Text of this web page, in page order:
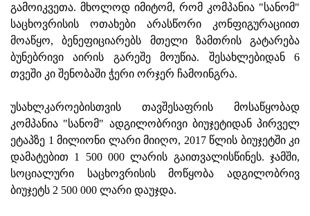
გამოიკვეთა. მხოლოდ იმიტომ, რომ კომპანია "სანომ"
საცხოვრისის ოთახები არასწორი კონფიგურაციით
მოაწყო, ბენეფიციარებს მთელი ზამთრის გატარება
ბუნებრივი აირის გარეშე მოუწია. შესახლებიდან 6
თვეში კი შენობაში ჭერი ორჯერ ჩამოინგრა.
უსახლკაროებისთვის თავშესაფრის მოსაწყობად
კომპანია "სანომ" ადგილობრივი ბიუჯეტიდან პირველ
ეტაპზე 1 მილიონი ლარი მიიღო, 2017 წლის ბიუჯეტში კი
დამატებით 1 500 000 ლარის გაითვალისწინეს. ჯამში,
სოციალური საცხოვრისის მოწყობა ადგილობრივ
ბიუჯეტს 2 500 000 ლარი დაუჯდა.